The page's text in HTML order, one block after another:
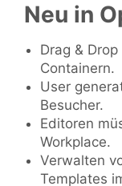
Neu in
Drag &
Containern.
User
Besucher.
Editoren
Workplace.
Verwalten
Templates